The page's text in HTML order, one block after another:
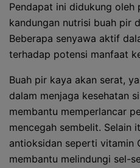
Pendapat ini didukung oleh
kandungan nutrisi buah pir
Beberapa senyawa aktif
terhadap potensi manfaat
Buah pir kaya akan serat,
dalam menjaga kesehatan
membantu memperlancar
mencegah sembelit. Selain
antioksidan seperti vitamin
membantu melindungi sel-